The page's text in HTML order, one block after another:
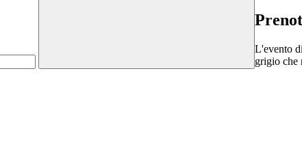
L'evento
grigio che